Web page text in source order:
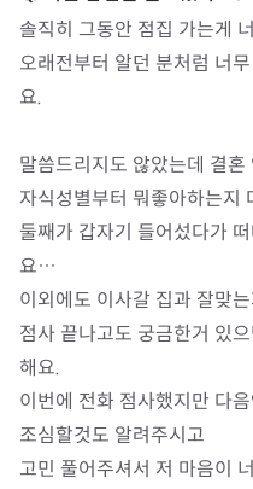
솔직히 그동안 점집 가는게
오래전부터 알던 분처럼 너
요.
말씀드리지도 않았는데 결혼
자식성별부터 뭐좋아하는지
둘째가 갑자기 들어섰다가
요…
이외에도 이사갈 집과 잘맞
점사 끝나고도 궁금한거 있
해요.
이번에 전화 점사했지만 다
조심할것도 알려주시고
고민 풀어주셔서 저 마음이